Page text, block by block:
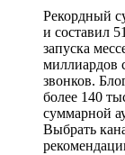
Рекордный
и составил
запуска
миллиардов
звонков.
более 140
суммарной
Выбрать